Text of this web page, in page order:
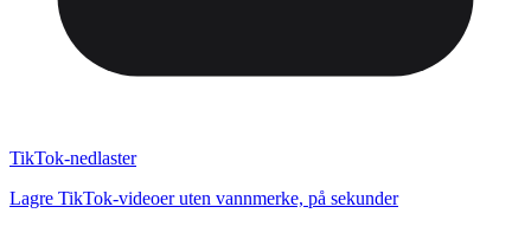
TikTok-nedlaster
Lagre TikTok-videoer uten vannmerke, på sekunder